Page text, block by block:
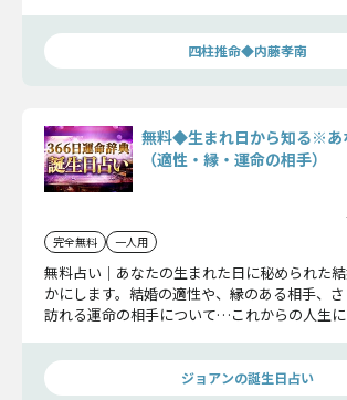
四柱推命◆内藤孝南
無料◆生まれ日から知る※あ
（適性・縁・運命の相手）
完全無料 一人用
無料占い｜あなたの生まれた日に秘められた
かにします。結婚の適性や、縁のある相手、
訪れる運命の相手について…これからの人生
ジョアンの誕生日占い